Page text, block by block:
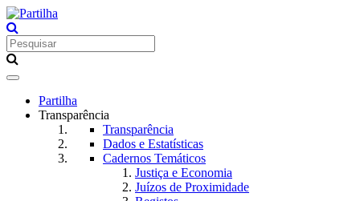
Toggle
navigationPartilha
Transparência
Transparência
Dados e Estatísticas
Cadernos Temáticos
Justiça e Economia
Juízos de Proximidade